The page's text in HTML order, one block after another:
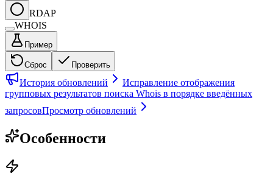
RDAP
WHOIS
Пример
Сброс Проверить
История обновлений
Исправление отображения
групповых результатов поиска Whois в порядке введённых
запросовПросмотр обновлений
Особенности